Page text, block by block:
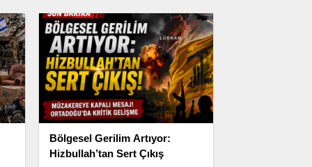
Bölgesel Gerilim Artıyor:
Hizbullah’tan Sert Çıkış